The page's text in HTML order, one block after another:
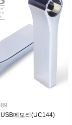
메모리(UC144)